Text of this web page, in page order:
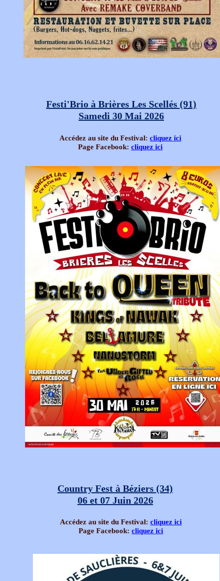
Accédez au site du Festival: cliquez ici
Page Facebook: cliquez ici
Country Fest à Béziers (34)
06 et 07 Juin 2026
Accédez au site du Festival: cliquez ici
Page Facebook: cliquez ici
Festi'Brio à Brières Les Scellés (91)
Samedi 30 Mai 2026